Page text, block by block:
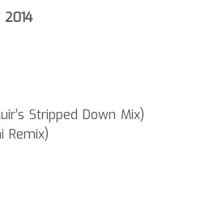
Stripped Down Mix)
Remix)